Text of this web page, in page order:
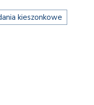
kieszonkowe